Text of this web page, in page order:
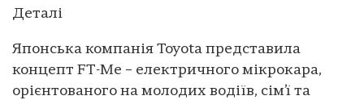
Деталі
Японська компанія Toyota представила
концепт FT-Me – електричного мікрокара,
орієнтованого на молодих водіїв, сім’ї та